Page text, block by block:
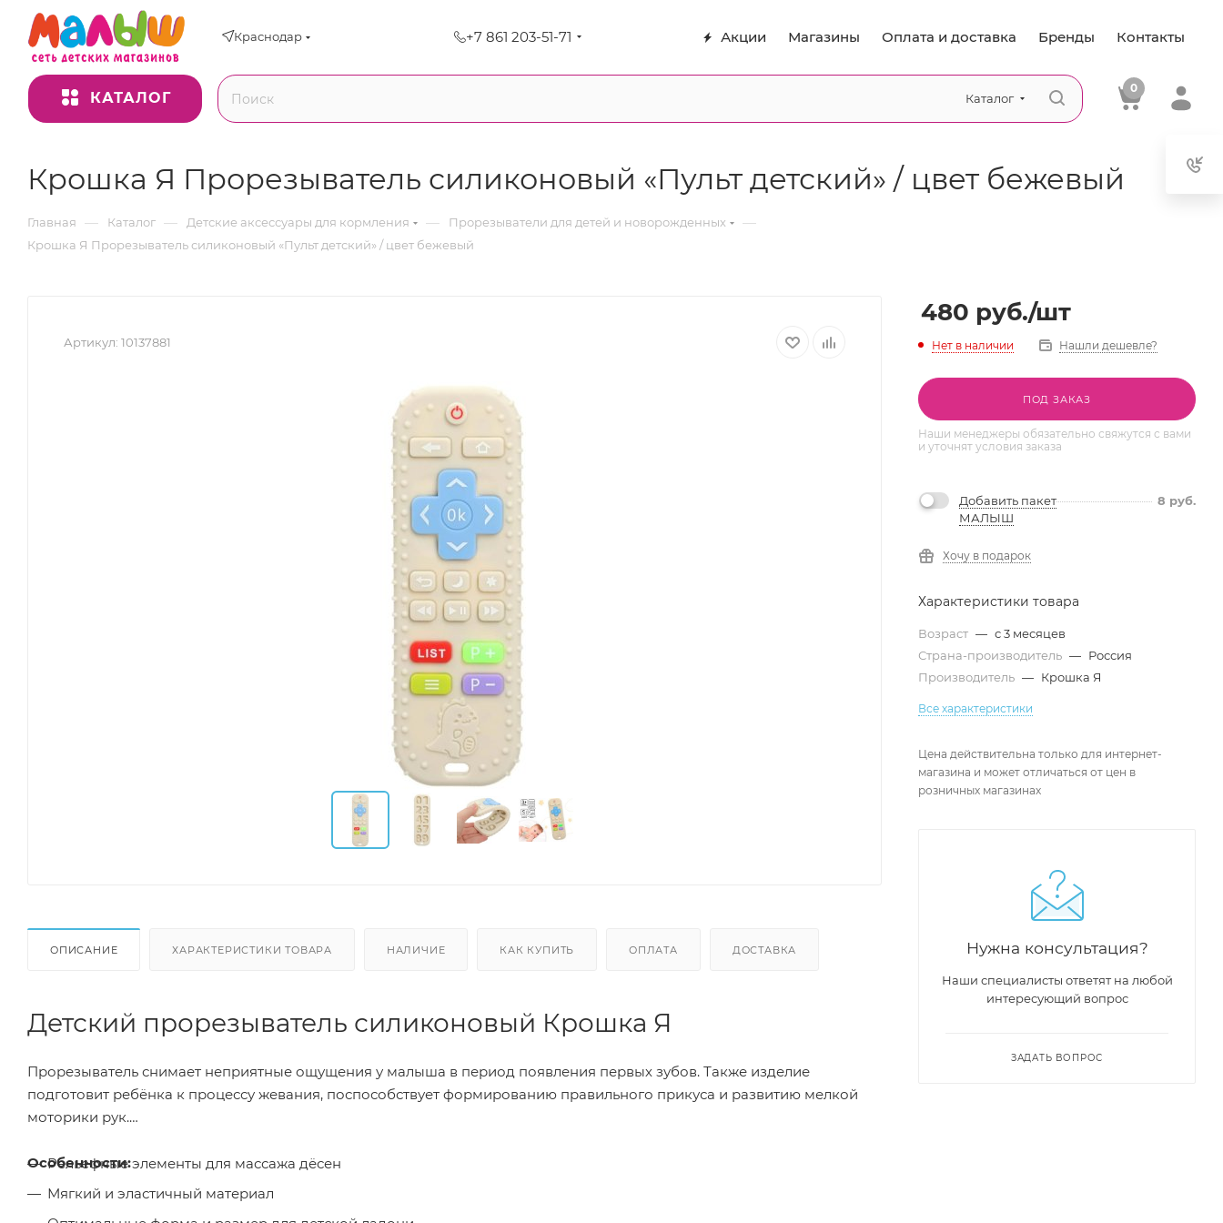
Краснодар +7 861 203-51-71 Акции Магазины Оплата и доставка Бренды Контакты
КАТАЛОГ Каталог
0
Крошка Я Прорезыватель силиконовый «Пульт детский» / цвет бежевый
Главная — Каталог — Детские аксессуары для кормления — Прорезыватели для детей и новорожденных —
Крошка Я Прорезыватель силиконовый «Пульт детский» / цвет бежевый
Артикул: 10137881
ОПИСАНИЕ ХАРАКТЕРИСТИКИ ТОВАРА НАЛИЧИЕ КАК КУПИТЬ ОПЛАТА ДОСТАВКА
Детский прорезыватель силиконовый Крошка Я
Прорезыватель снимает неприятные ощущения у малыша в период появления первых зубов. Также изделие
подготовит ребёнка к процессу жевания, поспособствует формированию правильного прикуса и развитию мелкой
моторики рук.
Особенности:
Рельефные элементы для массажа дёсен
Мягкий и эластичный материал
480 руб./шт
Нет в наличии Нашли дешевле?
ПОД ЗАКАЗ
Наши менеджеры обязательно свяжутся с вами
и уточнят условия заказа
Добавить пакет
МАЛЫШ
8 руб.
Хочу в подарок
Характеристики товара
Возраст — с 3 месяцев
Страна-производитель — Россия
Производитель — Крошка Я
Все характеристики
Цена действительна только для интернет-
магазина и может отличаться от цен в
розничных магазинах
Нужна консультация?
Наши специалисты ответят на любой
интересующий вопрос
ЗАДАТЬ ВОПРОС